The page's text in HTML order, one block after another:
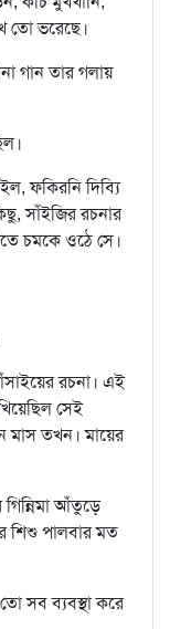
তো ভরেছে।
গান তার গলায়
ফকিরনি দিব্যি
সাঁইজির রচনার
চমকে ওঠে সে।
রচনা। এই
সেই
মাস তখন। মায়ের
আঁতুড়ে
শিশু পালবার মত
সব ব্যবস্থা করে